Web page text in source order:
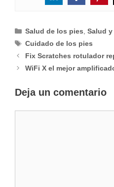
Categorías
Salud de los pies ,Salud
Etiquetas
Cuidado de los pies
Fix Scratches rotulador
WiFi X el mejor
Deja un comentario